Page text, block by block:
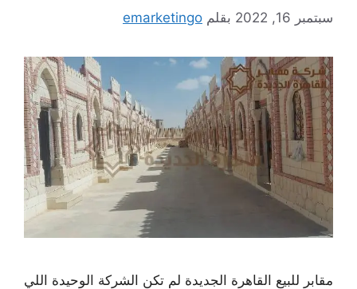
سبتمبر 16, 2022 بقلم emarketingo
مقابر للبيع القاهرة الجديدة لم تكن الشركة الوحيدة اللي